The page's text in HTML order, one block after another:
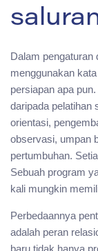
Dalam pengaturan
menggunakan
persiapan apa
daripada pelatihan
orientasi,
observasi, umpan
pertumbuhan.
Sebuah program
kali mungkin
Perbedaannya
adalah peran